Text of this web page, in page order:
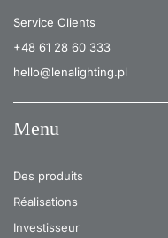
Service Clients
+48 61 28 60 333
hello@lenalighting.pl
Menu
Des produits
Réalisations
Investisseur